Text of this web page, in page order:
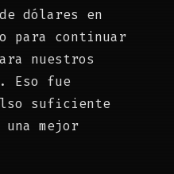
dólares en
para continuar
nuestros
Eso fue
suficiente
una mejor